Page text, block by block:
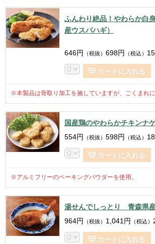
ふんわり絶品！やわらか白
産ウスバハギ）
646円 （税抜） 698円 （税込）
カートに入れる
※本製品は骨取り加工を施していますが、ごくまれ
国産鶏のやわらかチキンナ
554円 （税抜） 598円 （税込）
カートに入れる
※アルミフリーのベーキングパウダーを使用。
湯せんでしっとり 青森県
964円 （税抜） 1,041 円 （税込）
カートに入れる